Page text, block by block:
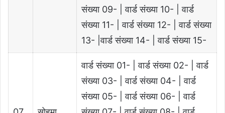
संख्या 09- | वार्ड संख्या 10- | वार्ड
संख्या 11- | वार्ड संख्या 12- | वार्ड संख्या
13- |वार्ड संख्या 14- | वार्ड संख्या 15-
वार्ड संख्या 01- | वार्ड संख्या 02- | वार्ड
संख्या 03- | वार्ड संख्या 04- | वार्ड
संख्या 05- | वार्ड संख्या 06- | वार्ड